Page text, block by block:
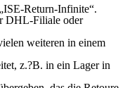
Return-Infinite“.
DHL-Filiale oder
weiteren in einem
z.?B. in ein Lager in